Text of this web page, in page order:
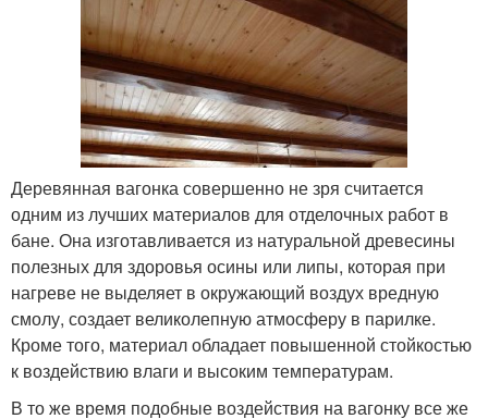
Деревянная вагонка совершенно не зря считается
одним из лучших материалов для отделочных работ в
бане. Она изготавливается из натуральной древесины
полезных для здоровья осины или липы, которая при
нагреве не выделяет в окружающий воздух вредную
смолу, создает великолепную атмосферу в парилке.
Кроме того, материал обладает повышенной стойкостью
к воздействию влаги и высоким температурам.
В то же время подобные воздействия на вагонку все же